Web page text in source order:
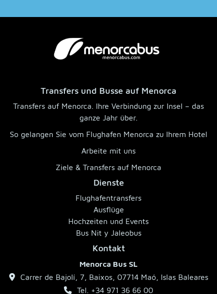
Transfers und Busse auf Menorca
Transfers auf Menorca. Ihre Verbindung zur Insel – das
ganze Jahr über.
So gelangen Sie vom Flughafen Menorca zu Ihrem Hotel
Arbeite mit uns
Ziele & Transfers auf Menorca
Dienste
Flughafentransfers
Ausflüge
Hochzeiten und Events
Bus Nit y Jaleobus
Kontakt
Menorca Bus SL
Carrer de Bajolí, 7, Baixos, 07714 Maó, Islas Baleares
Tel. +34 971 36 66 00